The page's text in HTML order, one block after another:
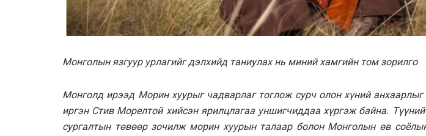
Монголын язгуур урлагийг дэлхийд таниулах нь миний хамгийн том зорилго
Монголд ирээд Морин хуурыг чадварлаг тоглож сурч олон хүний
иргэн Стив Морелтой хийсэн ярилцлагаа уншигчиддаа хүргэж байна. Түүний
сургалтын төвөөр зочилж морин хуурын талаар болон Монголын өв